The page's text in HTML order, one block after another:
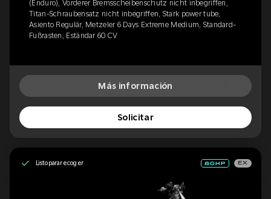
(Enduro), Vorderer Bremsscheibenschutz nicht inbegriffen,
Titan-Schraubensatz nicht inbegriffen, Stark power tube,
Asiento Regulär, Metzeler 6 Days Extreme Medium, Standard-
Fußrasten, Estándar 60 CV
Más información
Solicitar
Listo para recoger EX